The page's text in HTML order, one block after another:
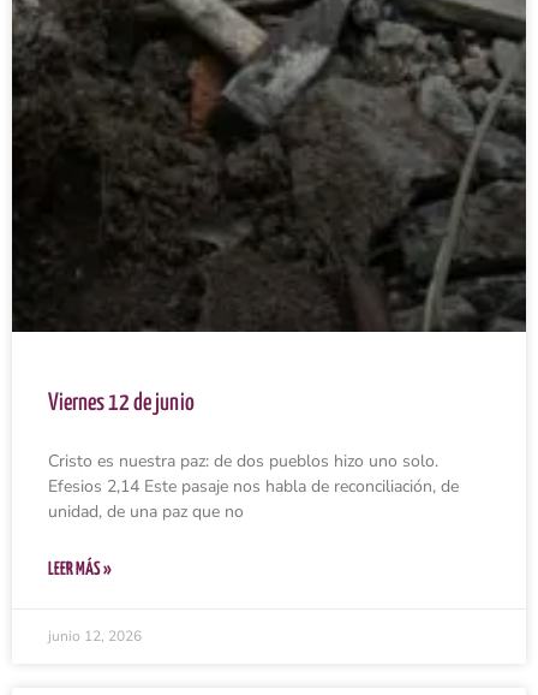
Viernes 12 de junio
Cristo es nuestra paz: de dos pueblos hizo uno solo.
Efesios 2,14 Este pasaje nos habla de reconciliación, de
unidad, de una paz que no
LEER MÁS »
junio 12, 2026